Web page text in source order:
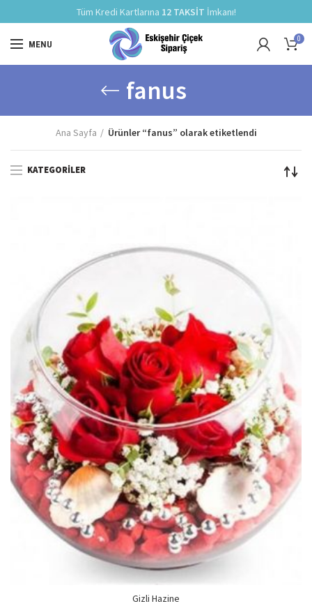
MENU 0
fanus
Ana Sayfa Ürünler “fanus” olarak etiketlendi
KATEGORILER
Gizli Hazine
Tüm Kredi Kartlarına 12 TAKSİT İmkanı!